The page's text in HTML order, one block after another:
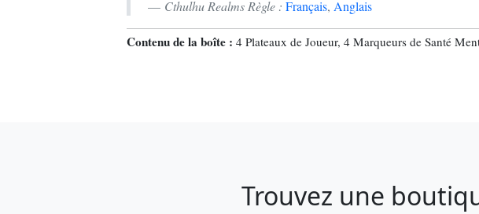
Cthulhu Realms Règle : Français, Anglais
Contenu de la boîte : 4 Plateaux de Joueur, 4 Marqueurs de Santé
Trouvez une